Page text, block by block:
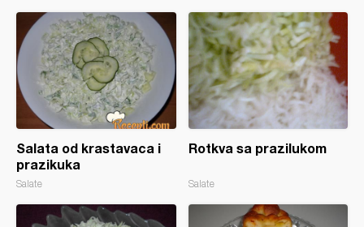
Salata od krastavaca i
prazikuka
Salate
Rotkva sa prazilukom
Salate